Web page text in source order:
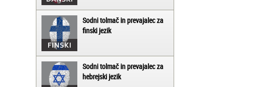
Sodni tolmač in prevajalec za
finski jezik
Sodni tolmač in prevajalec za
hebrejski jezik